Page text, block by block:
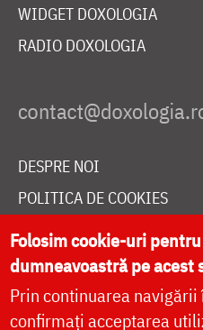
WIDGET DOXOLOGIA
RADIO DOXOLOGIA
DESPRE NOI
POLITICA DE COOKIES
DONEAZĂ ONLINE PENTRU
LIVE
Folosim cookie-uri
dumneavoastră pe acest
Prin continuarea navigării
confirmați acceptarea